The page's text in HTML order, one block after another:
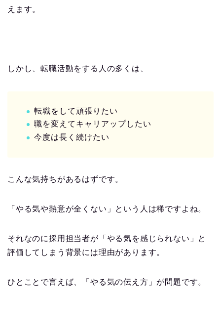
えます。
しかし、転職活動をする人の多くは、
転職をして頑張りたい
職を変えてキャリアップしたい
今度は長く続けたい
こんな気持ちがあるはずです。
「やる気や熱意が全くない」という人は稀ですよね。
それなのに採用担当者が「やる気を感じられない」と
評価してしまう背景には理由があります。
ひとことで言えば、「やる気の伝え方」が問題です。